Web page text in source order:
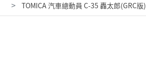
TOMICA 汽車總動員 C-35 轟太郎(GRC版)